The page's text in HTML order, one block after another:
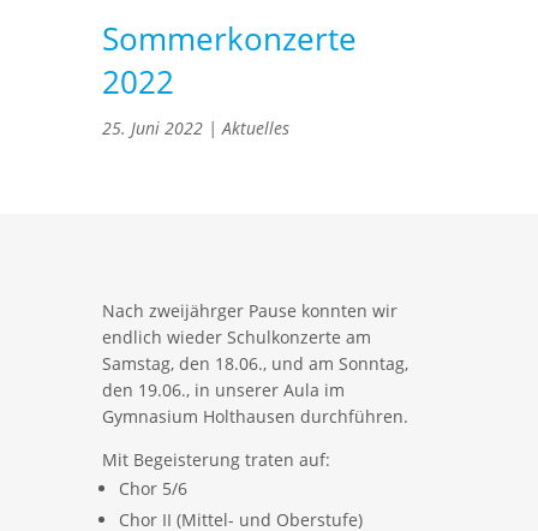
Sommerkonzerte
2022
25. Juni 2022|Aktuelles
Nach zweijährger Pause konnten wir
endlich wieder Schulkonzerte am
Samstag, den 18.06., und am Sonntag,
den 19.06., in unserer Aula im
Gymnasium Holthausen durchführen.
Mit Begeisterung traten auf:
Chor 5/6
Chor II (Mittel- und Oberstufe)